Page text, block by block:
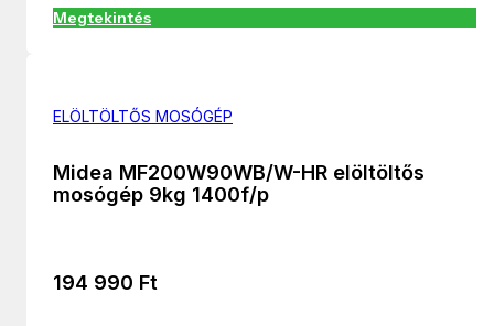
Megtekintés
ELÖLTÖLTŐS MOSÓGÉP
Midea MF200W90WB/W-HR elöltöltős
mosógép 9kg 1400f/p
194 990 Ft